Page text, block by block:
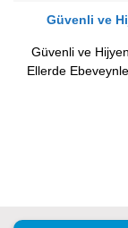
Güvenli ve
Güvenli ve
Ellerde